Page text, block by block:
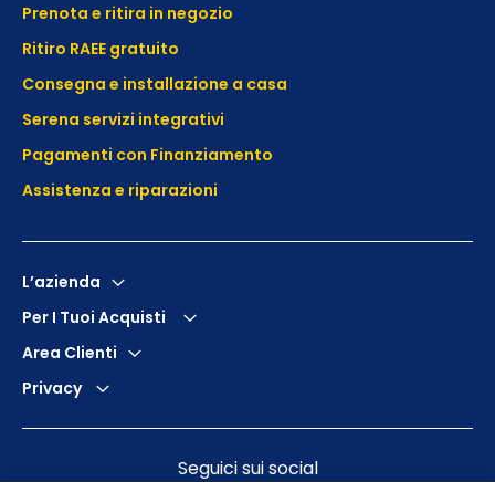
Prenota e ritira in negozio
Ritiro RAEE gratuito
Consegna e installazione a casa
Serena servizi integrativi
Pagamenti con Finanziamento
Assistenza e riparazioni
L’azienda
Per I Tuoi Acquisti
Area Clienti
Privacy
Seguici sui social